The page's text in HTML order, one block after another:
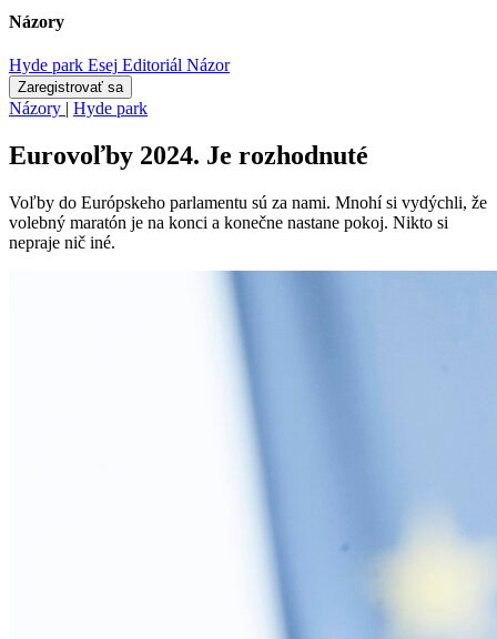
Názory
Hyde park Esej Editoriál Názor
Zaregistrovať sa
Názory | Hyde park
Eurovoľby 2024. Je rozhodnuté
Voľby do Európskeho parlamentu sú za nami. Mnohí si vydýchli, že
volebný maratón je na konci a konečne nastane pokoj. Nikto si
nepraje nič iné.